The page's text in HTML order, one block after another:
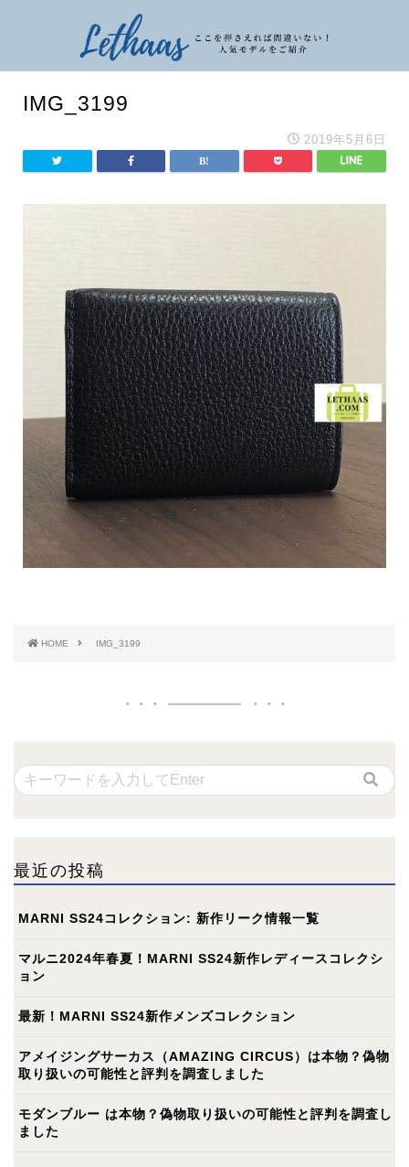
IMG_3199
2019年5月6日
HOME IMG_3199
最近の投稿
MARNI SS24コレクション: 新作リーク情報一覧
マルニ2024年春夏！MARNI SS24新作レディースコレクシ
ョン
最新！MARNI SS24新作メンズコレクション
アメイジングサーカス（AMAZING CIRCUS）は本物？偽物
取り扱いの可能性と評判を調査しました
モダンブルー は本物？偽物取り扱いの可能性と評判を調査し
ました